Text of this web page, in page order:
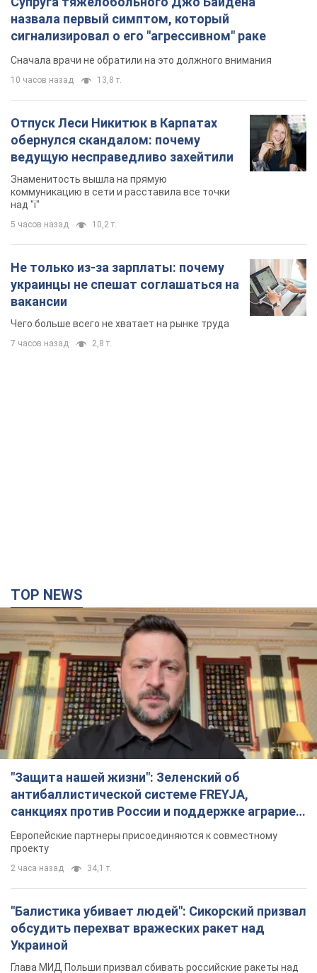
ведущую несправедливо захейтили
Знаменитость вышла на прямую
над "i"
5 часов назад 10,2 т.
Не только из-за зарплаты: почему
украинцы не спешат соглашаться на
вакансии
Чего больше всего не хватает на рынке труда
7 часов назад
"Защита нашей жизни": Зеленский об
антибаллистической системе FREYJA,
санкциях против России и поддержке аграриев.
Видео
Европейские партнеры присоединяются к совместному
проекту
2 часа назад 34,1 т.
"Балистика убивает людей": Сикорский призвал
обсудить перехват вражеских ракет над
Украиной
Украиной
"Мама учила меня, что отчаяние — это зло": в
городах Украины уже 22-й день подряд
проходят массовые митинги за возвращение
Федорова. Фото и видео